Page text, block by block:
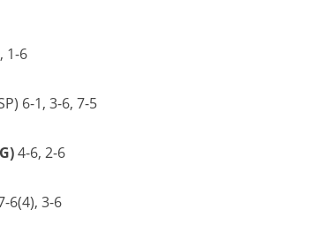
1-6
6-1, 3-6, 7-5
4-6, 2-6
6(4), 3-6